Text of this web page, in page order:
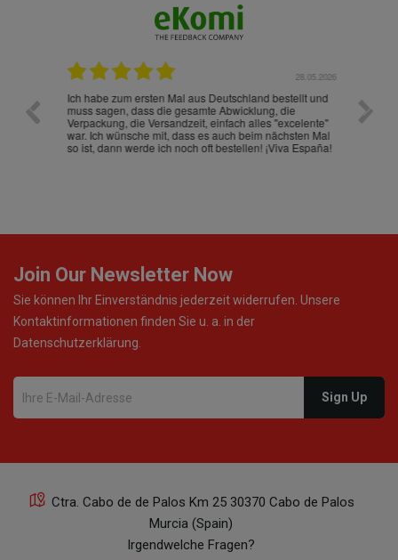
28.05.2026
Ich habe zum ersten Mal aus Deutschland bestellt und
muss sagen, dass die gesamte Abwicklung, die
Verpackung, die Versandzeit, einfach alles "excelente"
war. Ich wünsche mit, dass es auch beim nächsten Mal
so ist, dann werde ich noch oft bestellen! ¡Viva España!
Die
gut
ist
Join Our Newsletter Now
Sie können Ihr Einverständnis jederzeit widerrufen. Unsere
Kontaktinformationen finden Sie u. a. in der
Datenschutzerklärung.
Ctra. Cabo de de Palos Km 25 30370 Cabo de Palos
Murcia (Spain)
Irgendwelche Fragen?